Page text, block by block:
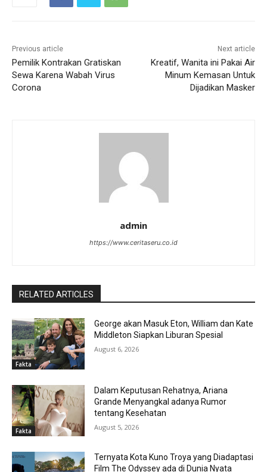
Previous article
Pemilik Kontrakan Gratiskan
Sewa Karena Wabah Virus
Corona
Next article
Kreatif, Wanita ini Pakai Air
Minum Kemasan Untuk
Dijadikan Masker
admin
https://www.ceritaseru.co.id
RELATED ARTICLES
Fakta
George akan Masuk Eton, William dan Kate
Middleton Siapkan Liburan Spesial
August 6, 2026
Fakta
Dalam Keputusan Rehatnya, Ariana
Grande Menyangkal adanya Rumor
tentang Kesehatan
August 5, 2026
Ternyata Kota Kuno Troya yang Diadaptasi
Film The Odyssey ada di Dunia Nyata